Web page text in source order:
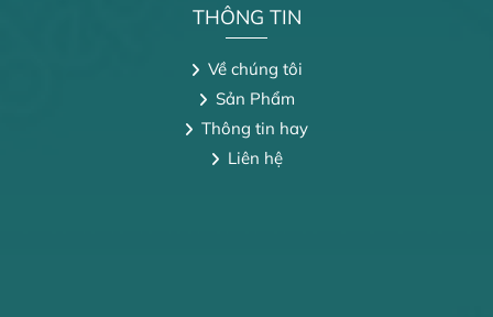
THÔNG TIN
Về chúng tôi
Sản Phẩm
Thông tin hay
Liên hệ